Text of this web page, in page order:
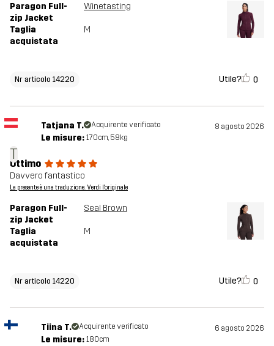
Paragon Full-
zip Jacket
Winetasting
Taglia
acquistata
M
Nr articolo 14220 Utile? 0
T
Tatjana T. Acquirente verificato 8 agosto 2026
Le misure: 170cm, 58kg
Ottimo
Davvero fantastico
La presente è una traduzione. Verdi l'originale
Paragon Full-
zip Jacket
Seal Brown
Taglia
acquistata
M
Nr articolo 14220 Utile? 0
Tiina T. Acquirente verificato 6 agosto 2026
Le misure: 180cm